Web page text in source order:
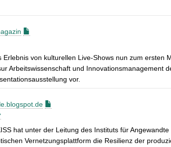
Erlebnis von kulturellen Live-Shows nun zum ersten
Arbeitswissenschaft und Innovationsmanagement
vor.
hat unter der Leitung des Instituts für
Vernetzungsplattform die Resilienz der